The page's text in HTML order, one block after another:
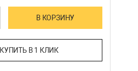
В КОРЗИНУ
КУПИТЬ В 1 КЛИК